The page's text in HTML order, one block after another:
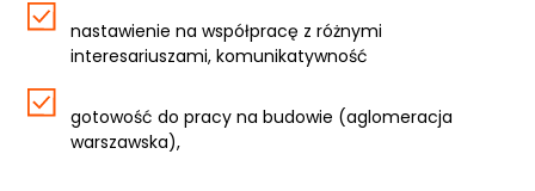
nastawienie na współpracę z różnymi
interesariuszami, komunikatywność
gotowość do pracy na budowie (aglomeracja
warszawska),